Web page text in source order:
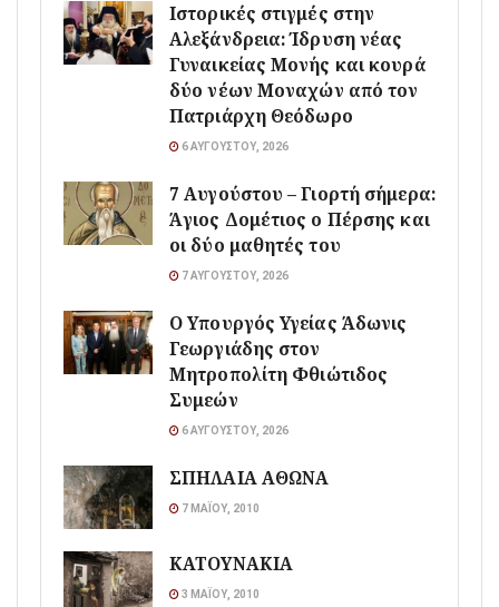
Ιστορικές στιγμές στην
Αλεξάνδρεια: Ίδρυση νέας
Γυναικείας Μονής και κουρά
δύο νέων Μοναχών από τον
Πατριάρχη Θεόδωρο
6 ΑΥΓΟΎΣΤΟΥ, 2026
7 Αυγούστου – Γιορτή σήμερα:
Άγιος Δομέτιος ο Πέρσης και
οι δύο μαθητές του
7 ΑΥΓΟΎΣΤΟΥ, 2026
O Υπουργός Υγείας Άδωνις
Γεωργιάδης στον
Μητροπολίτη Φθιώτιδος
Συμεών
6 ΑΥΓΟΎΣΤΟΥ, 2026
ΣΠΗΛΑΙΑ ΑΘΩΝΑ
7 ΜΑΪ́ΟΥ, 2010
ΚΑΤΟΥΝΑΚΙΑ
3 ΜΑΪ́ΟΥ, 2010